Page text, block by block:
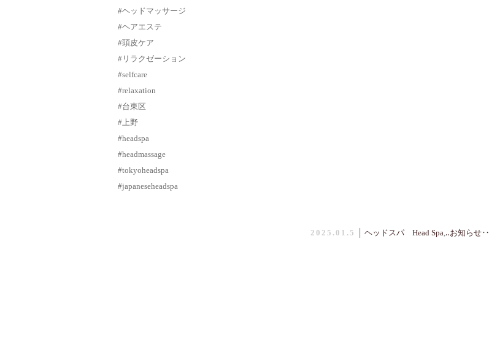
#ヘッドマッサージ
#ヘアエステ
#頭皮ケア
#リラクゼーション
#selfcare
#relaxation
#台東区
#上野
#headspa
#headmassage
#tokyoheadspa
#japaneseheadspa
2025.01.5 ヘッドスパ Head Spa,‥お知らせ‥